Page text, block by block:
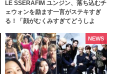
LE SSERAFIM ユンジン、落ち込むチ
ェウォンを励ます一言がステキすぎ
る！「顔がむくみすぎてどうしよ
るい声で「〇〇するしかないでし
ょ！」とアドバイス・・ 自己肯定感
を高めてくれる言葉にくぎづけ「友
達になりたい」
NEWS